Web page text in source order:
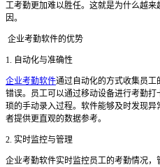
工考勤更加难以胜任。这就是为什么越
因。
企业考勤软件的优势
1. 自动化与准确性
企业考勤软件通过自动化的方式收集员
错误。员工可以通过移动设备进行考勤
琐的手动录入过程。软件能够及时发现
者提供更直观的数据参考。
2. 实时监控与管理
企业考勤软件实时监控员工的考勤情况